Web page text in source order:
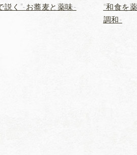
説く”‐お蕎麦と薬味‐
“和食を
調和‐